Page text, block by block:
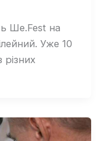
Ше.Fest на
Уже 10
різних